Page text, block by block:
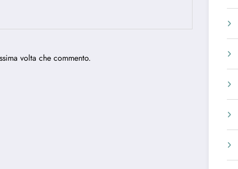
volta che commento.